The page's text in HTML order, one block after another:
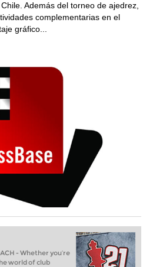
Además del torneo de ajedrez,
complementarias en el
gráfico...
- Whether you’re
world of club